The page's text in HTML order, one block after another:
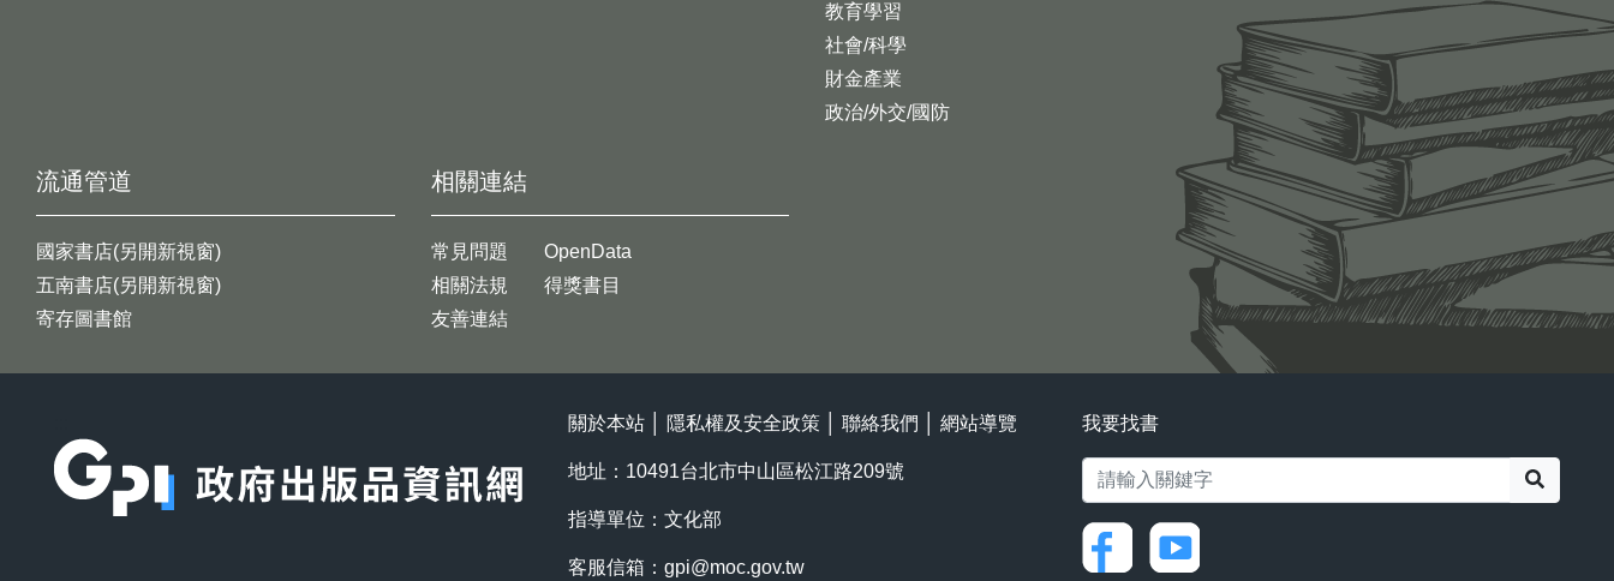
教育學習
社會/科學
財金產業
政治/外交/國防
流通管道
國家書店(另開新視窗)
五南書店(另開新視窗)
寄存圖書館
相關連結
常見問題
相關法規
友善連結
OpenData
得獎書目
關於本站 隱私權及安全政策 聯絡我們 網站導覽
地址：10491台北市中山區松江路209號
指導單位：文化部
客服信箱： gpi@moc.gov.tw
我要找書